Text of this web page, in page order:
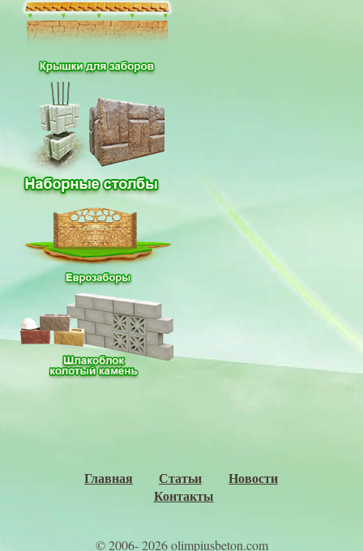
Главная Статьи
Новости
Контакты
© 2006- 2026 olimpiusbeton.com